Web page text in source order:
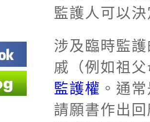
監護人可以
涉及臨時監
戚（例如祖
監護權 。通
請願書作出